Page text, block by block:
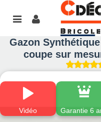
Gazon
coupe sur
Vidéo Garantie 6